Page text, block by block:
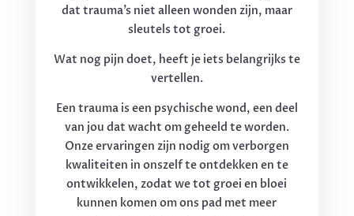
dat trauma’s niet alleen wonden zijn, maar
sleutels tot groei.
Wat nog pijn doet, heeft je iets belangrijks te
vertellen.
Een trauma is een psychische wond, een deel
van jou dat wacht om geheeld te worden.
Onze ervaringen zijn nodig om verborgen
kwaliteiten in onszelf te ontdekken en te
ontwikkelen, zodat we tot groei en bloei
kunnen komen om ons pad met meer